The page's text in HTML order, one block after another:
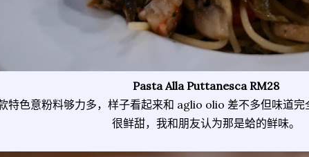
Pasta Alla Puttanesca RM28
特色意粉料够力多，样子看起来和 aglio olio 差不多但味道
很鲜甜，我和朋友认为那是蛤的鲜味。